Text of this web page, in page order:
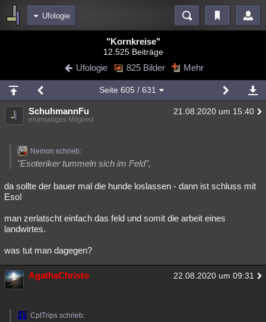
Ufologie
Blogs Videos
Chat Wiki Neuigkeiten
meine Rubriken
Menschen Wissenschaft Mystery Kriminalfälle
Natur Umfragen Unterhaltung
Philosophie
Astronomie Helpdesk Gruppen Gaming Filme
Besucht Teilgenommen Geschlossen
"Kornkreise"
12.525 Beiträge
Ufologie 825 Bilder Mehr
Seite 605 / 631
SchuhmannFu 21.08.2020 um 15:40
ehemaliges Mitglied
Nemon schrieb:
"Esoteriker tummeln sich im Feld",
da sollte der bauer mal die hunde loslassen - dann ist schluss mit
Eso!
man zerlatscht einfach das feld und somit die arbeit eines
landwirtes.
was tut man dagegen?
AgathaChristo 22.08.2020 um 09:31
CptTrips schrieb: